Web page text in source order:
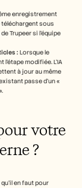
enregistrement
téléchargent sous
Trupeer si l'équipe
: Lorsque le
l'étape modifiée. L'IA
à jour au même
passe d'un «
votre
?
en faut pour